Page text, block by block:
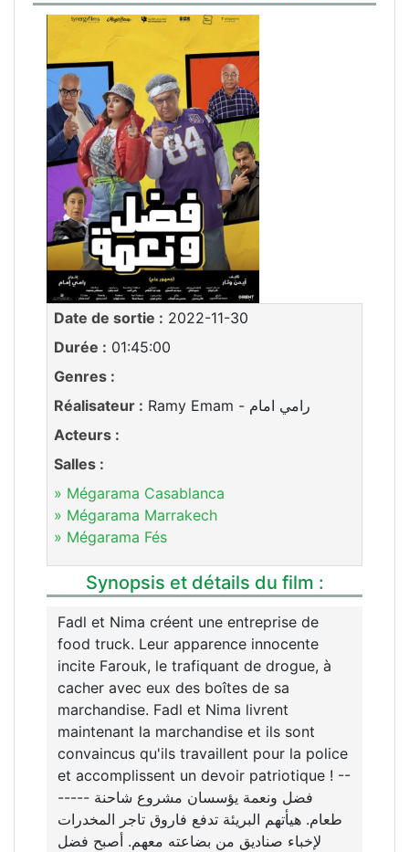
Date de sortie : 2022-11-30
Durée : 01:45:00
Genres :
Réalisateur :
Ramy Emam - رامي امام
Acteurs :
Salles :
» Mégarama Casablanca
» Mégarama Marrakech
» Mégarama Fés
Synopsis et détails du film :
Fadl et Nima créent une entreprise de
food truck. Leur apparence innocente
incite Farouk, le trafiquant de drogue, à
cacher avec eux des boîtes de sa
marchandise. Fadl et Nima livrent
maintenant la marchandise et ils sont
convaincus qu'ils travaillent pour la police
et accomplissent un devoir patriotique ! --
----- فضل ونعمة يؤسسان مشروع شاحنة
طعام. هيأتهم البريئة تدفع فاروق تاجر المخدرات
لإخباء صناديق من بضاعته معهم. أصبح فضل